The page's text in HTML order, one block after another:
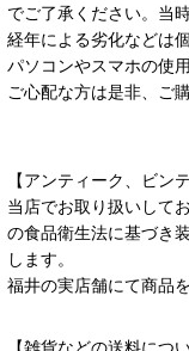
でご了承ください。当
経年による劣化などは
パソコンやスマホの使
ご心配な方は是非、ご
【アンティーク、ビン
当店でお取り扱いして
の食品衛生法に基づき
します。
福井の実店舗にて商品
【雑貨などの送料につい